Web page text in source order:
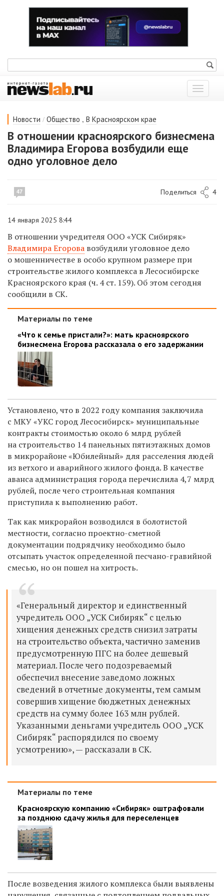
Показать
меню
Новости / Общество , В Красноярском крае
В отношении красноярского бизнесмена
Владимира Егорова возбудили еще
одно уголовное дело
47 Поделиться 4
14 января 2025 8:44
В отношении учредителя ООО «УСК Сибиряк»
Владимира Егорова возбудили уголовное дело
о мошенничестве в особо крупном размере при
строительстве жилого комплекса в Лесосибирске
Красноярского края (ч. 4 ст. 159). Об этом сегодня
сообщили в СК.
Материалы по теме
«Что к семье пристали?»: мать красноярского
бизнесмена Егорова рассказала о его задержании
Установлено, что в 2022 году компания заключила
с МКУ «УКС город Лесосибирск» муниципальные
контракты стоимостью около 6 млрд рублей
на строительство 14 панельных пятиэтажных домов
в микрорайоне «Юбилейный» для расселения людей
из ветхого и аварийного жилого фонда. В качестве
аванса администрация города перечислила 4,7 млрд
рублей, после чего строительная компания
приступила к выполнению работ.
Так как микрорайон возводился в болотистой
местности, согласно проектно-сметной
документации подрядчику необходимо было
отсыпать участок определенной песчано-гравийной
смесью, но он пошел на хитрость.
«Генеральный директор и единственный
учредитель ООО „УСК Сибиряк“ с целью
хищения денежных средств снизил затраты
на строительство объекта, частично заменив
предусмотренную ПГС на более дешевый
материал. После чего подозреваемый
обеспечил внесение заведомо ложных
сведений в отчетные документы, тем самым
совершив хищение бюджетных денежных
средств на сумму более 163 млн рублей.
Указанными деньгами учредитель ООО „УСК
Сибиряк“ распорядился по своему
усмотрению», — рассказали в СК.
Материалы по теме
Красноярскую компанию «Сибиряк» оштрафовали
за позднюю сдачу жилья для переселенцев
После возведения жилого комплекса были выявлены